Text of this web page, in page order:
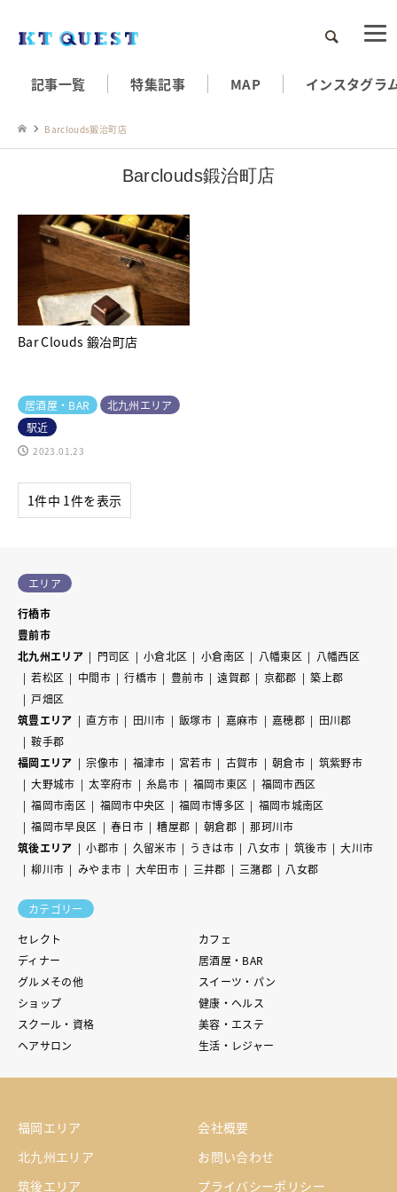
検索
記事一覧 特集記事 MAP インスタグラ
Barclouds鍛治町店
Barclouds鍛治町店
Bar Clouds 鍛冶町店
居酒屋・BAR
北九州エリア
駅近
2023.01.23
1件中 1件を表示
エリア
行橋市
豊前市
北九州エリア
門司区 小倉北区 小倉南区 八幡東区
八幡西区
若松区
中間市 行橋市 豊前市 遠賀郡 京都郡
築上郡
戸畑区
筑豊エリア
直方市 田川市 飯塚市 嘉麻市 嘉穂郡
田川郡
鞍手郡
福岡エリア
宗像市 福津市 宮若市 古賀市 朝倉市
筑紫野市
大野城市
太宰府市 糸島市 福岡市東区
福岡市西区
福岡市南区
福岡市中央区 福岡市博多区
福岡市城南区
福岡市早良区
春日市 糟屋郡 朝倉郡
那珂川市
筑後エリア
小郡市 久留米市 うきは市 八女市 筑後市
大川市
柳川市
みやま市 大牟田市 三井郡 三潴郡 八女郡
カテゴリー
セレクト
カフェ
ディナー
居酒屋・BAR
グルメその他
スイーツ・パン
ショップ
健康・ヘルス
スクール・資格
美容・エステ
ヘアサロン
生活・レジャー
福岡エリア
北九州エリア
筑後エリア
会社概要
お問い合わせ
プライバシーポリシー